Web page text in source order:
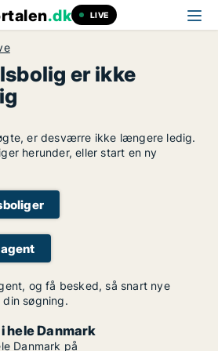
.dk LIVE
er ikke
er desværre ikke længere ledig.
herunder, eller start en ny
og få besked, så snart nye
søgning.
hele Danmark
Danmark på